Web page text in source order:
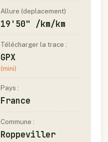
Allure (deplacement)
19'50" /km/km
Télécharger la trace :
GPX
(mini)
Pays :
France
Commune :
Roppeviller